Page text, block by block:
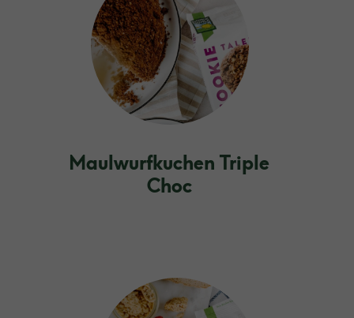
Maulwurfkuchen Triple
Choc